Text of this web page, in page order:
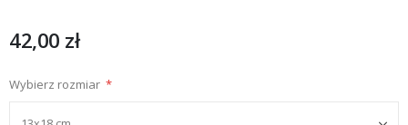
42,00 zł
Wybierz rozmiar